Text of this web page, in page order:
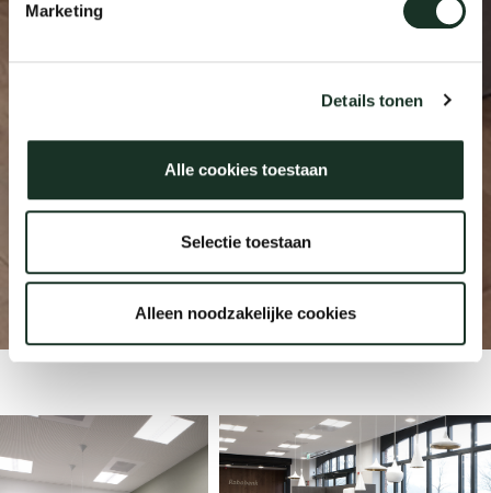
Marketing
Details tonen
Alle cookies toestaan
Selectie toestaan
Alleen noodzakelijke cookies
Rabobank